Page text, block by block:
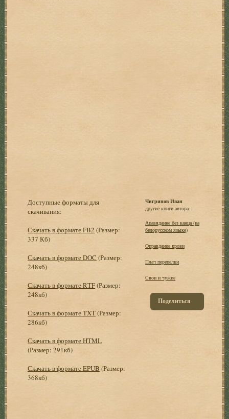
Доступные форматы для
скачивания:
Скачать в формате FB2 (Размер:
337 Кб)
Скачать в формате DOC (Размер:
248кб)
Скачать в формате RTF(Размер:
248кб)
Скачать в формате TXT(Размер:
286кб)
Скачать в формате HTML
(Размер: 291кб)
Скачать в формате EPUB (Размер:
368кб)
Чигринов Иван
другие книги автора:
Апавяданне без канца (на
белорусском языке)
Оправдание крови
Плач перепелки
Свои и чужие
Поделиться